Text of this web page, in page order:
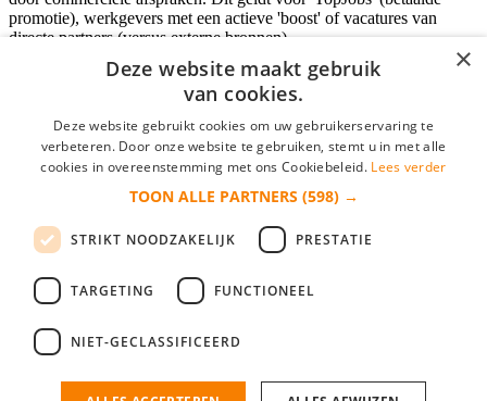
promotie), werkgevers met een actieve 'boost' of vacatures van
directe partners (versus externe bronnen).
Inloggen als bedrijf
*
login gegevens onthouden
login
Bedrijf aanmelden
nieuwe collega/werknemer zo gevonden!
×
Deze website maakt gebruik
van cookies.
Deze website gebruikt cookies om uw gebruikerservaring te
verbeteren. Door onze website te gebruiken, stemt u in met alle
cookies in overeenstemming met ons Cookiebeleid. Lees verder
TOON ALLE PARTNERS (598) →
STRIKT NOODZAKELIJK PRESTATIE
TARGETING FUNCTIONEEL
NIET-GECLASSIFICEERD